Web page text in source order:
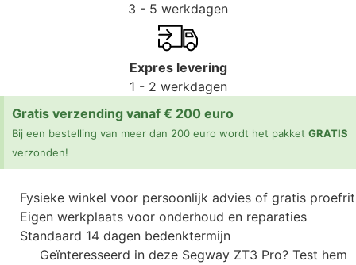
3 - 5 werkdagen
Expres levering
1 - 2 werkdagen
Gratis verzending vanaf € 200 euro
Bij een bestelling van meer dan 200 euro wordt het pakket GRATIS
verzonden!
Fysieke winkel voor persoonlijk advies of gratis proefrit
Eigen werkplaats voor onderhoud en reparaties
Standaard 14 dagen bedenktermijn
Geïnteresseerd in deze Segway ZT3 Pro? Test hem